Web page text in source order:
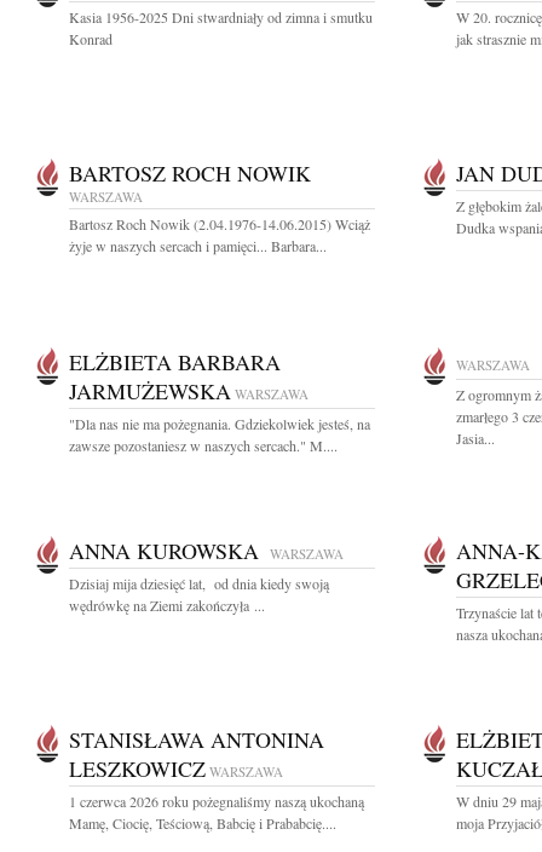
Kasia 1956-2025 Dni stwardniały od zimna i smutku
Konrad
W 20.
jak strasznie
BARTOSZ ROCH NOWIK
WARSZAWA
Bartosz Roch Nowik (2.04.1976-14.06.2015) Wciąż
żyje w naszych sercach i pamięci... Barbara...
JAN
Z głębokim
Dudka
ELŻBIETA BARBARA
JARMUŻEWSKA WARSZAWA
"Dla nas nie ma pożegnania. Gdziekolwiek jesteś, na
zawsze pozostaniesz w naszych sercach." M....
WARSZAWA
Z ogromnym
zmarłego 3
Jasia...
ANNA KUROWSKA WARSZAWA
Dzisiaj mija dziesięć lat, od dnia kiedy swoją
wędrówkę na Ziemi zakończyła ...
ANNA-
Trzynaście lat
nasza
STANISŁAWA ANTONINA
LESZKOWICZ WARSZAWA
1 czerwca 2026 roku pożegnaliśmy naszą ukochaną
Mamę, Ciocię, Teściową, Babcię i Prababcię....
W dniu 29
moja